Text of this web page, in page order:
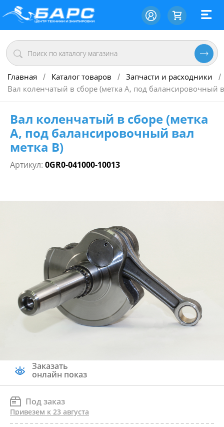
Главная / Каталог товаров / Запчасти и расходники
/
Вал коленчатый в сборе (метка A, под балансировочный
Вал коленчатый в сборе (метка
A, под балансировочный вал
метка B)
Артикул: 0GR0-041000-10013
Заказать
онлайн показ
Под заказ
Привезем к 23 августа